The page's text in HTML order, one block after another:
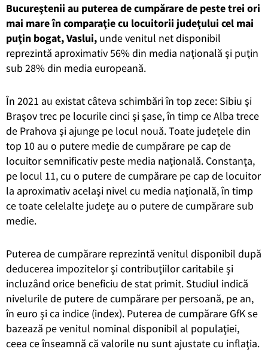
Bucureştenii au puterea de cumpărare de peste trei ori
mai mare în comparaţie cu locuitorii judeţului cel mai
puţin bogat, Vaslui, unde venitul net disponibil
reprezintă aproximativ 56% din media naţională şi puţin
sub 28% din media europeană.
În 2021 au existat câteva schimbări în top zece: Sibiu şi
Braşov trec pe locurile cinci şi şase, în timp ce Alba trece
de Prahova şi ajunge pe locul nouă. Toate judeţele din
top 10 au o putere medie de cumpărare pe cap de
locuitor semnificativ peste media naţională. Constanţa,
pe locul 11, cu o putere de cumpărare pe cap de locuitor
la aproximativ acelaşi nivel cu media naţională, în timp
ce toate celelalte judeţe au o putere de cumpărare sub
medie.
Puterea de cumpărare reprezintă venitul disponibil după
deducerea impozitelor şi contribuţiilor caritabile şi
incluzând orice beneficiu de stat primit. Studiul indică
nivelurile de putere de cumpărare per persoană, pe an,
în euro şi ca indice (index). Puterea de cumpărare GfK se
bazează pe venitul nominal disponibil al populaţiei,
ceea ce înseamnă că valorile nu sunt ajustate cu inflaţia.